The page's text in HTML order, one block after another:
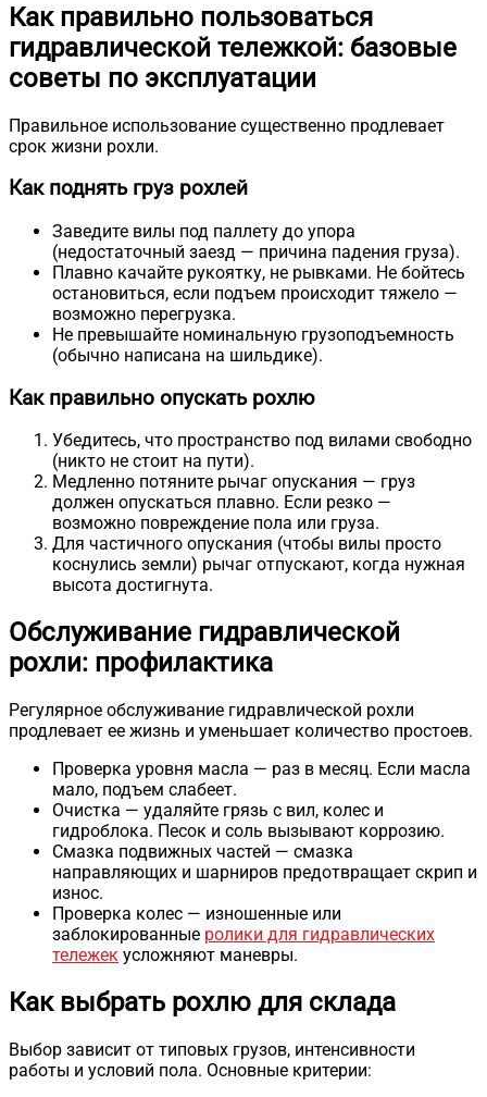
Как правильно пользоваться
гидравлической тележкой: базовые
советы по эксплуатации
Правильное использование существенно продлевает
срок жизни рохли.
Как поднять груз рохлей
Заведите вилы под паллету до упора
(недостаточный заезд — причина падения груза).
Плавно качайте рукоятку, не рывками. Не бойтесь
остановиться, если подъем происходит тяжело —
возможно перегрузка.
Не превышайте номинальную грузоподъемность
(обычно написана на шильдике).
Как правильно опускать рохлю
Убедитесь, что пространство под вилами свободно
(никто не стоит на пути).
Медленно потяните рычаг опускания — груз
должен опускаться плавно. Если резко —
возможно повреждение пола или груза.
Для частичного опускания (чтобы вилы просто
коснулись земли) рычаг отпускают, когда нужная
высота достигнута.
Обслуживание гидравлической
рохли: профилактика
Регулярное обслуживание гидравлической рохли
продлевает ее жизнь и уменьшает количество простоев.
Проверка уровня масла — раз в месяц. Если масла
мало, подъем слабеет.
Очистка — удаляйте грязь с вил, колес и
гидроблока. Песок и соль вызывают коррозию.
Смазка подвижных частей — смазка
направляющих и шарниров предотвращает скрип и
износ.
Проверка колес — изношенные или
заблокированные ролики для гидравлических
тележек усложняют маневры.
Как выбрать рохлю для склада
Выбор зависит от типовых грузов, интенсивности
работы и условий пола. Основные критерии: